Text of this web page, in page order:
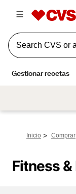
Inicio > Comprar
Fitness &